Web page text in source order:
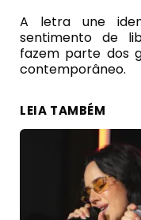
A letra une
sentimento de
fazem parte dos
contemporâneo.
LEIA TAMBÉM